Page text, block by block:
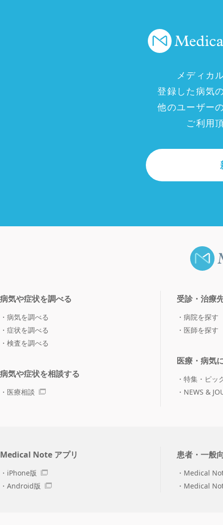
メディカ
登録した病気
他のユーザー
ご利用
病気や症状を調べる
病気を調べる
症状を調べる
検査を調べる
病気や症状を相談する
医療相談
受診・治療
病院を探す
医師を探す
医療・病気
特集・ピッ
NEWS &
Medical Note アプリ
iPhone版
Android版
患者・一般
Medical
Medical